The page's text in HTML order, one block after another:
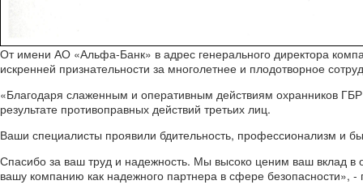
От имени АО «Альфа-Банк» в адрес генерального директора
искренней признательности за многолетнее и плодотворное
«Благодаря слаженным и оперативным действиям охранников
результате противоправных действий третьих лиц.
Ваши специалисты проявили бдительность, профессионализм и
Спасибо за ваш труд и надежность. Мы высоко ценим ваш вклад
вашу компанию как надежного партнера в сфере безопасности», -